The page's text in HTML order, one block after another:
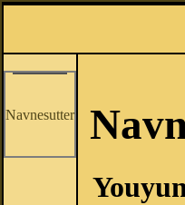
Navnesutter